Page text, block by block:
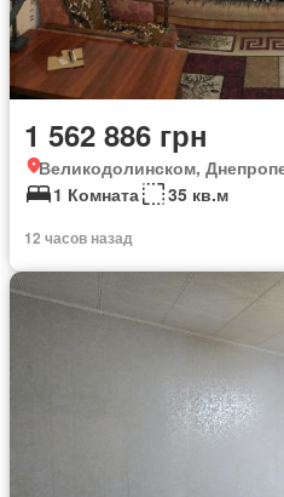
1 562 886 грн
Великодолинском,
1 Комната
35 кв.м
12 часов назад